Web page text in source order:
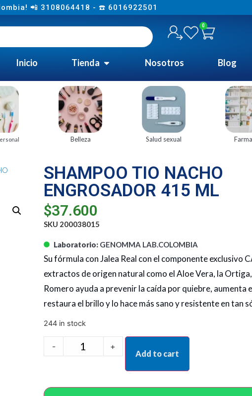
📲 3108064418 - ☎️ 6016922501
0
Inicio Tienda Nosotros Blog
Belleza Salud sexual
SHAMPOO TIO NACHO
ENGROSADOR 415 ML
$37.600
SKU 200038015
Laboratorio: GENOMMA LAB.COLOMBIA
Su fórmula con Jalea Real con el componente exclusivo
extractos de origen natural como el Aloe Vera, la Ortiga,
Romero ayuda a prevenir la caída por quiebre, aumenta
restaura el brillo y lo hace más sano y resistente en tan
244 in stock
- +
Add to cart